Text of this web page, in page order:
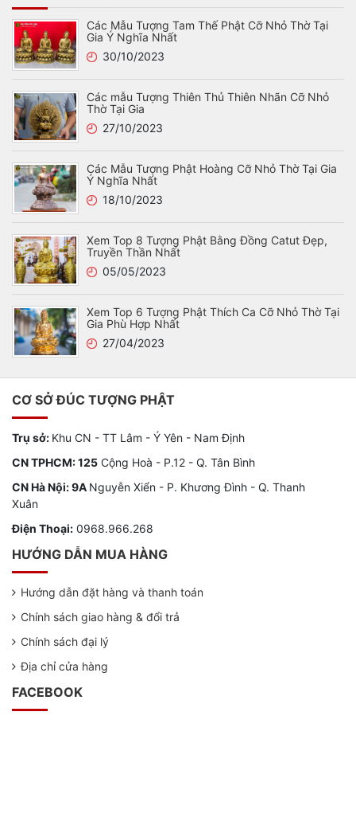
Các Mẫu Tượng Tam Thế Phật Cỡ Nhỏ Thờ Tại
Gia Ý Nghĩa Nhất
30/10/2023
Các mẫu Tượng Thiên Thủ Thiên Nhãn Cỡ Nhỏ
Thờ Tại Gia
27/10/2023
Các Mẫu Tượng Phật Hoàng Cỡ Nhỏ Thờ Tại Gia
Ý Nghĩa Nhất
18/10/2023
Xem Top 8 Tượng Phật Bằng Đồng Catut Đẹp,
Truyền Thần Nhất
05/05/2023
Xem Top 6 Tượng Phật Thích Ca Cỡ Nhỏ Thờ Tại
Gia Phù Hợp Nhất
27/04/2023
CƠ SỞ ĐÚC TƯỢNG PHẬT
Trụ sở: Khu CN - TT Lâm - Ý Yên - Nam Định
CN TPHCM: 125 Cộng Hoà - P.12 - Q. Tân Bình
CN Hà Nội: 9A Nguyễn Xiển - P. Khương Đình - Q. Thanh
Xuân
Điện Thoại: 0968.966.268
HƯỚNG DẪN MUA HÀNG
Hướng dẫn đặt hàng và thanh toán
Chính sách giao hàng & đổi trả
Chính sách đại lý
Địa chỉ cửa hàng
FACEBOOK